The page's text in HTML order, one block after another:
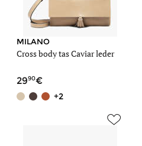
MILANO
Cross body tas Caviar leder
2990
+2